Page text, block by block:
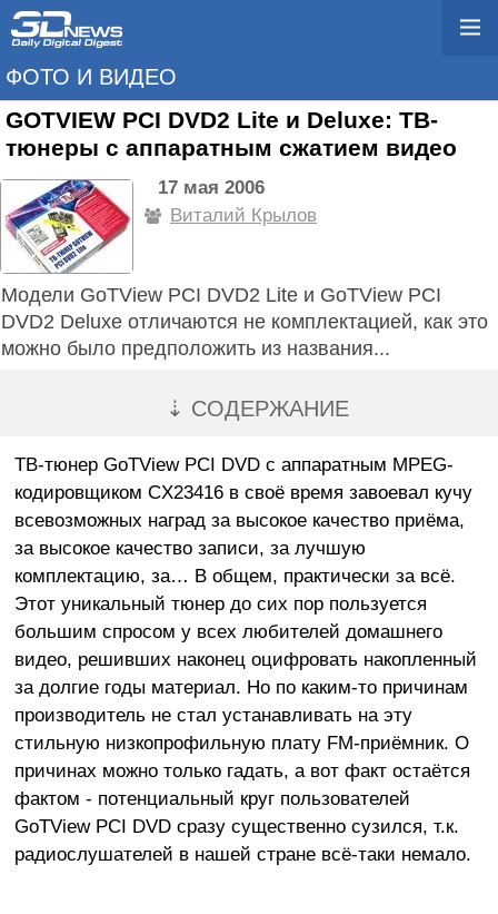
ФОТО И ВИДЕО
GOTVIEW PCI DVD2 Lite и Deluxe: ТВ-
тюнеры с аппаратным сжатием видео
17 мая 2006
Виталий Крылов
Модели GoTView PCI DVD2 Lite и GoTView PCI
DVD2 Deluxe отличаются не комплектацией, как это
можно было предположить из названия...
⇣ СОДЕРЖАНИЕ
ТВ-тюнер GoTView PCI DVD с аппаратным MPEG-
кодировщиком CX23416 в своё время завоевал кучу
всевозможных наград за высокое качество приёма,
за высокое качество записи, за лучшую
комплектацию, за… В общем, практически за всё.
Этот уникальный тюнер до сих пор пользуется
большим спросом у всех любителей домашнего
видео, решивших наконец оцифровать накопленный
за долгие годы материал. Но по каким-то причинам
производитель не стал устанавливать на эту
стильную низкопрофильную плату FM-приёмник. О
причинах можно только гадать, а вот факт остаётся
фактом - потенциальный круг пользователей
GoTView PCI DVD сразу существенно сузился, т.к.
радиослушателей в нашей стране всё-таки немало.